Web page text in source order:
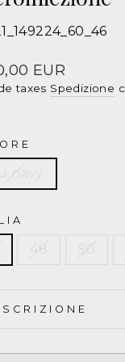
EUR
taxes Spedizione
navy
48 50